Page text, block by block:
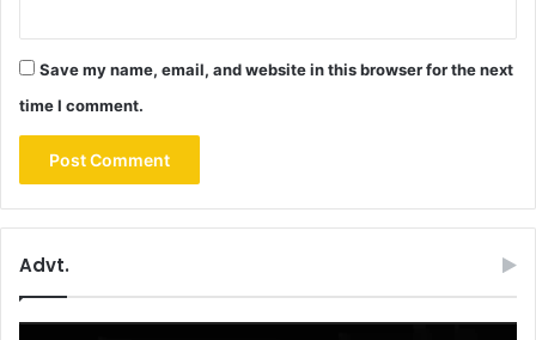
Save my name, email, and website in this browser for the next
time I comment.
Advt.